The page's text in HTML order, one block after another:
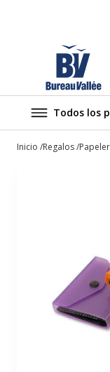
Todos los
Inicio Regalos